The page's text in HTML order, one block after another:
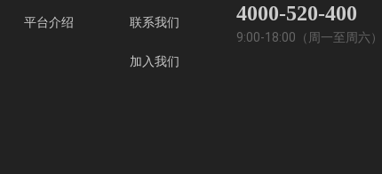
平台介绍 联系我们
加入我们
4000-520-400
9:00-18:00（周一至周六）